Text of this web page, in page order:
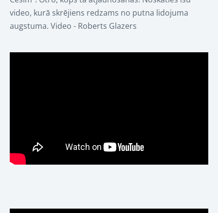
video, kurā skrējiens redzams no putna lidojuma
augstuma. Video - Roberts Glazers